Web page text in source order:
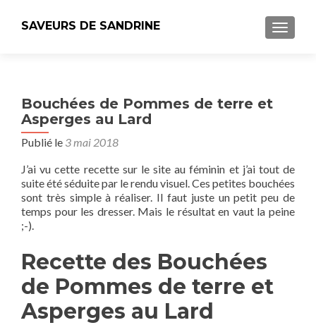
SAVEURS DE SANDRINE
Bouchées de Pommes de terre et
Asperges au Lard
Publié le 3 mai 2018
J’ai vu cette recette sur le site au féminin et j’ai tout de
suite été séduite par le rendu visuel. Ces petites bouchées
sont très simple à réaliser. Il faut juste un petit peu de
temps pour les dresser. Mais le résultat en vaut la peine
;-).
Recette des Bouchées
de Pommes de terre et
Asperges au Lard